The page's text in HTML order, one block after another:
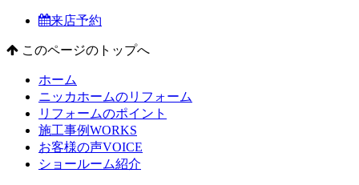
来店予約
このページのトップへ
ホーム
ニッカホームのリフォーム
リフォームのポイント
施工事例WORKS
お客様の声VOICE
ショールーム紹介